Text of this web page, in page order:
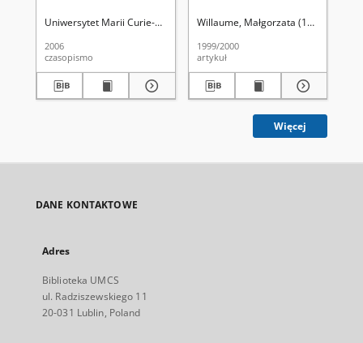
Uniwersytet Marii Curie-Skłodowskiej (Lublin) Lewandowski, Jan. Red.
2006
czasopismo
Willaume, Małgorzata (1951-)
1999/2000
artykuł
Więcej
DANE KONTAKTOWE
Adres
Biblioteka UMCS
ul. Radziszewskiego 11
20-031 Lublin, Poland